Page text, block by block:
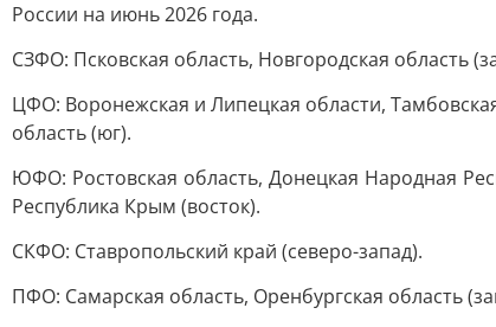
России на июнь 2026 года.
СЗФО: Псковская область, Новгородская область
ЦФО: Воронежская и Липецкая области,
область (юг).
ЮФО: Ростовская область, Донецкая Народная
Республика Крым (восток).
СКФО: Ставропольский край (северо-запад).
ПФО: Самарская область, Оренбургская область